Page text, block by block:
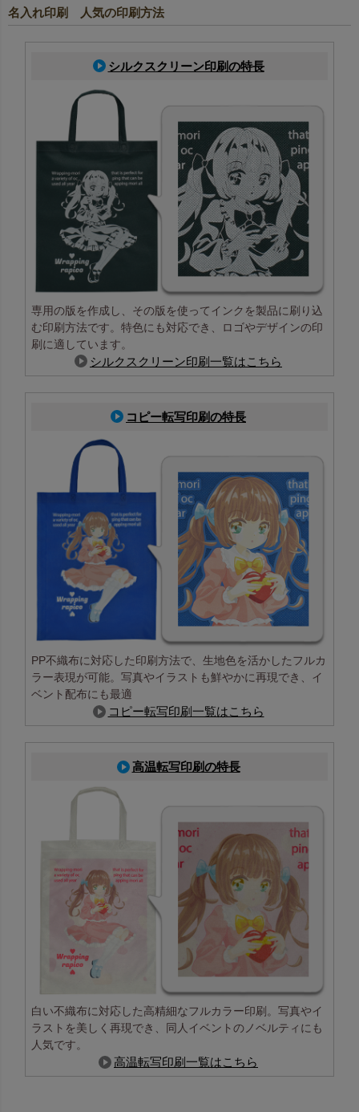
名入れ印刷 人気の印刷方法
シルクスクリーン印刷の特長
専用の版を作成し、その版を使ってインクを製品に刷り込
む印刷方法です。特色にも対応でき、ロゴやデザインの印
刷に適しています。
シルクスクリーン印刷一覧はこちら
コピー転写印刷の特長
PP不織布に対応した印刷方法で、生地色を活かしたフルカ
ラー表現が可能。写真やイラストも鮮やかに再現でき、イ
ベント配布にも最適
コピー転写印刷一覧はこちら
高温転写印刷の特長
白い不織布に対応した高精細なフルカラー印刷。写真やイ
ラストを美しく再現でき、同人イベントのノベルティにも
人気です。
高温転写印刷一覧はこちら